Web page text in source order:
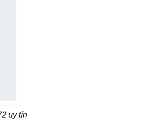
để có thể bảo vệ máy linh kiện bên